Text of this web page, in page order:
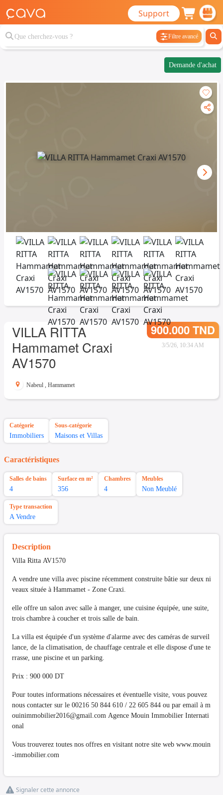
Support
Filtre avancé
Demande d'achat
VILLA RITTA
Hammamet Craxi
AV1570
900.000 TND
3/5/26, 10:34 AM
Nabeul , Hammamet
Catégorie
Immobiliers
Sous-catégorie
Maisons et Villas
Caractéristiques
Salles de bains
4
Surface en m²
356
Chambres
4
Meubles
Non Meublé
Type transaction
A Vendre
Description
Villa Ritta AV1570
A vendre une villa avec piscine récemment construite bâtie sur deux ni
veaux située à Hammamet - Zone Craxi.
elle offre un salon avec salle à manger, une cuisine équipée, une suite,
trois chambre à coucher et trois salle de bain.
La villa est équipée d'un système d'alarme avec des caméras de surveil
lance, de la climatisation, de chauffage centrale et elle dispose d'une te
rrasse, une piscine et un parking.
Prix : 900 000 DT
Pour toutes informations nécessaires et éventuelle visite, vous pouvez
nous contacter sur le 00216 50 844 610 / 22 605 844 ou par email à m
ouinimmobilier2016@gmail.com Agence Mouin Immobilier Internati
onal
Vous trouverez toutes nos offres en visitant notre site web www.mouin
-immobilier.com
Signaler cette annonce